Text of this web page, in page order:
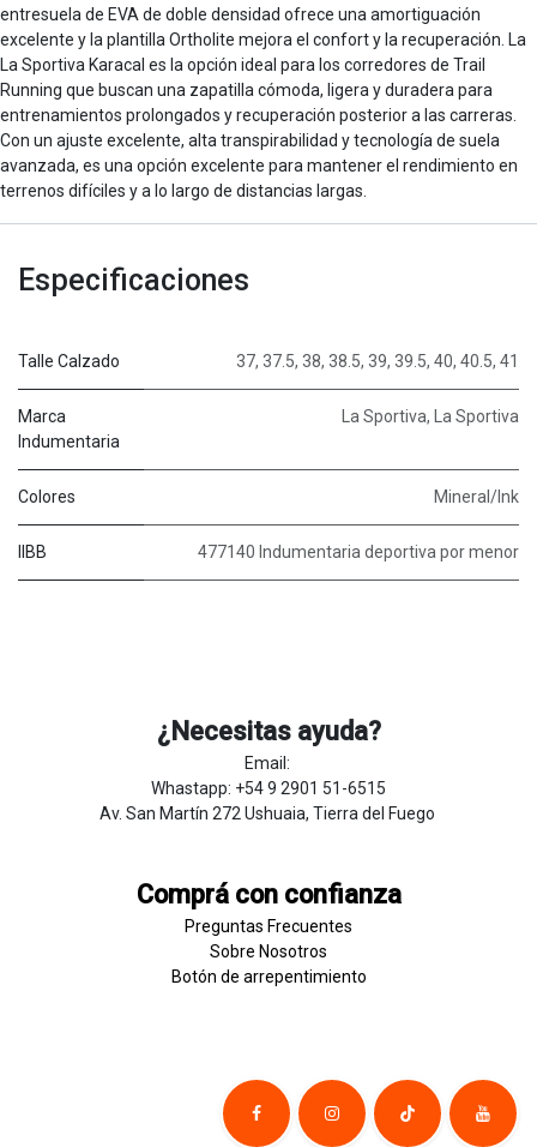
entresuela de EVA de doble densidad ofrece una amortiguación
excelente y la plantilla Ortholite mejora el confort y la recuperación. La
La Sportiva Karacal es la opción ideal para los corredores de Trail
Running que buscan una zapatilla cómoda, ligera y duradera para
entrenamientos prolongados y recuperación posterior a las carreras.
Con un ajuste excelente, alta transpirabilidad y tecnología de suela
avanzada, es una opción excelente para mantener el rendimiento en
terrenos difíciles y a lo largo de distancias largas.
Especificaciones
Talle Calzado 37, 37.5, 38, 38.5, 39, 39.5, 40, 40.5, 41
Marca
Indumentaria
La Sportiva, La Sportiva
Colores Mineral/Ink
IIBB 477140 Indumentaria deportiva por menor
¿Necesitas ayuda?
Email:
Whastapp: +54 9 2901 51-6515
Av. San Martín 272 Ushuaia, Tierra del Fuego
Comprá con confianza
Preguntas Frecuentes
Sobre Nosotros
Botón de ​arrepentim​​​iento